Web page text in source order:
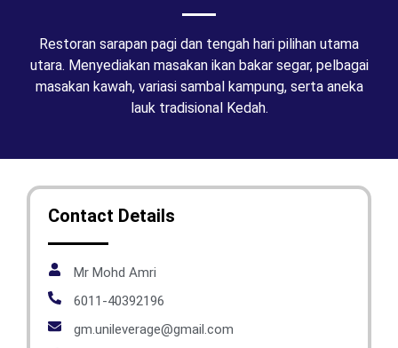
Restoran sarapan pagi dan tengah hari pilihan utama
utara. Menyediakan masakan ikan bakar segar, pelbagai
masakan kawah, variasi sambal kampung, serta aneka
lauk tradisional Kedah.
Contact Details
Mr Mohd Amri
6011-40392196
gm.unileverage@gmail.com